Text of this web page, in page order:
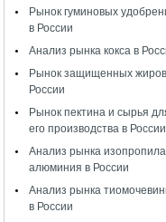
Рынок гуминовых
в России
Анализ рынка кокса в
Рынок защищенных
России
Рынок пектина и сырья
его производства в России
Анализ рынка
алюминия в России
Анализ рынка
в России